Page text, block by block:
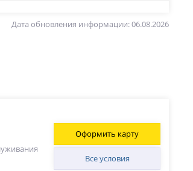
Дата обновления информации: 06.08.2026
Все условия
Оформить карту